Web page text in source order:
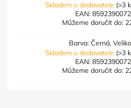
Skladem u dodavatele (>3
EAN:
Můžeme doručit do:
Barva: Černá,
Skladem u dodavatele (>3
EAN:
Můžeme doručit do: